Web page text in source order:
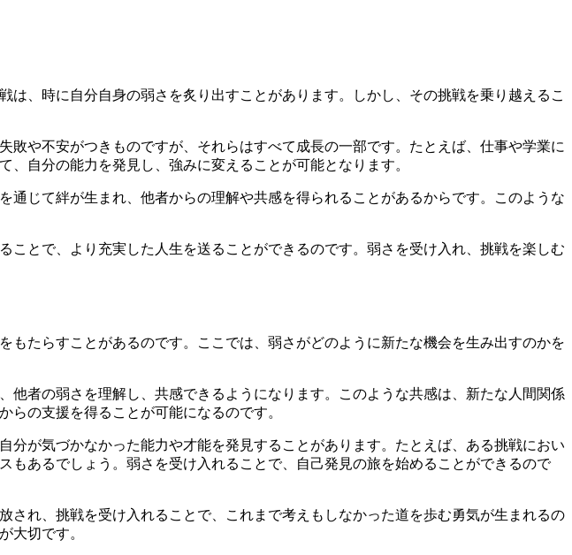
、時に自分自身の弱さを炙り出すことがあります。しかし、その挑戦を乗り越えるこ
や不安がつきものですが、それらはすべて成長の一部です。たとえば、仕事や学業に
自分の能力を発見し、強みに変えることが可能となります。
じて絆が生まれ、他者からの理解や共感を得られることがあるからです。このような
とで、より充実した人生を送ることができるのです。弱さを受け入れ、挑戦を楽しむ
たらすことがあるのです。ここでは、弱さがどのように新たな機会を生み出すのかを
者の弱さを理解し、共感できるようになります。このような共感は、新たな人間関係
の支援を得ることが可能になるのです。
が気づかなかった能力や才能を発見することがあります。たとえば、ある挑戦におい
あるでしょう。弱さを受け入れることで、自己発見の旅を始めることができるので
れ、挑戦を受け入れることで、これまで考えもしなかった道を歩む勇気が生まれるの
大切です。